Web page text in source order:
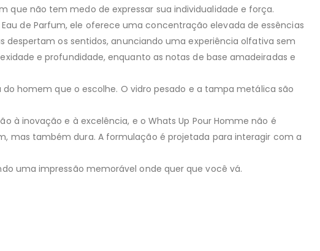
que não tem medo de expressar sua individualidade e força.
de Parfum, ele oferece uma concentração elevada de essências
os sentidos, anunciando uma experiência olfativa sem
e profundidade, enquanto as notas de base amadeiradas e
homem que o escolhe. O vidro pesado e a tampa metálica são
à inovação e à excelência, e o Whats Up Pour Homme não é
mas também dura. A formulação é projetada para interagir com a
uma impressão memorável onde quer que você vá.